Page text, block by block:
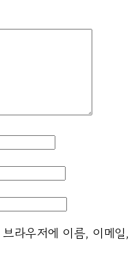
라우저에 이름, 이메일,